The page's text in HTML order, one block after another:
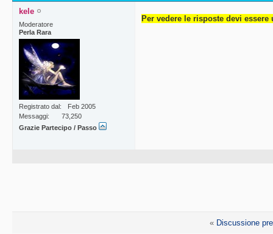
kele
Moderatore
Perla Rara
Registrato dal
Feb 2005
Messaggi
73,250
Grazie Partecipo / Passo
Per vedere le risposte devi
« Discussione